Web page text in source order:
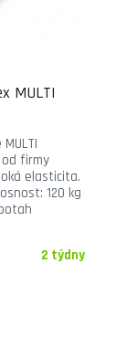
MULTI
od firmy
elasticita.
120 kg
2 týdny